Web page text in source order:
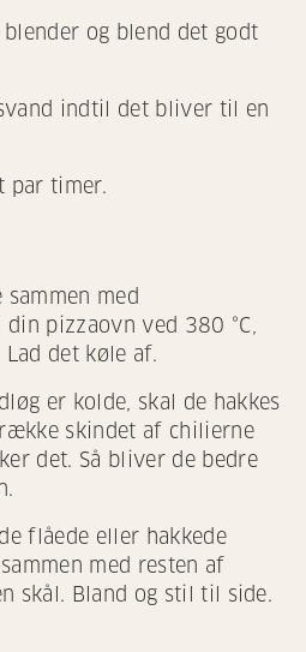
og blend det godt
indtil det bliver til en
par timer.
med
pizzaovn ved 380 °C,
det køle af.
er kolde, skal de hakkes
skindet af chilierne
det. Så bliver de bedre
flåede eller hakkede
med resten af
skål. Bland og stil til side.